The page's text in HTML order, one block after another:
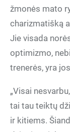
žmonės mato
charizmatišką
Jie visada
optimizmo,
trenerės, yra
„Visai
tai tau teiktų
ir kitiems.